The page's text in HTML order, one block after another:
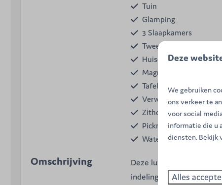
Tuin
Glamping
3 Slaapkamers
Twee 1-persoonsbedden
Huisdieren toegestaan
Magnetron
Tafel
Verwarming
Zithoek
Picknicktafel
Waterkoker
Omschrijving
Deze luxe Ranger Lodge
indeling met een
Deze
We gebruiken
ons verkeer te
voor social
informatie die u
diensten. Bekijk
Alles